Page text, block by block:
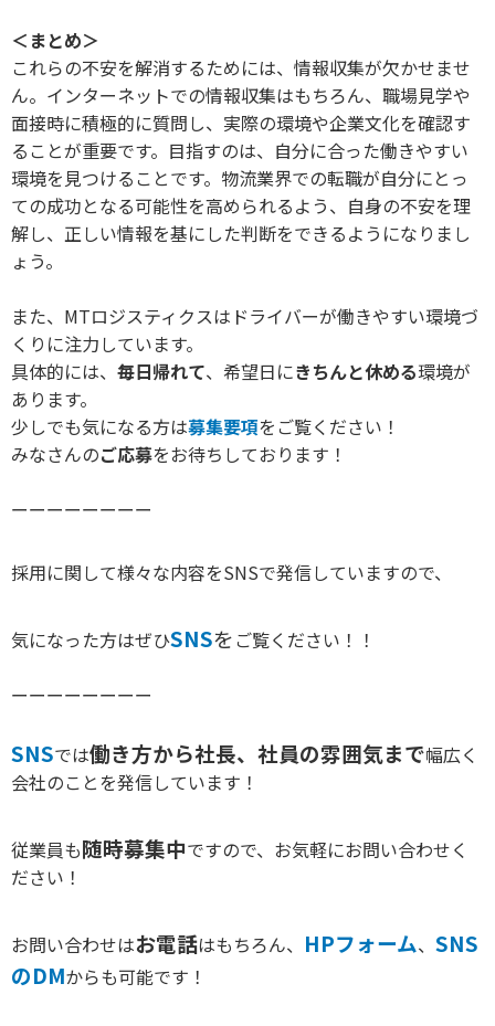
＜まとめ＞
これらの不安を解消するためには、情報収集が欠かせませ
ん。インターネットでの情報収集はもちろん、職場見学や
面接時に積極的に質問し、実際の環境や企業文化を確認す
ることが重要です。目指すのは、自分に合った働きやすい
環境を見つけることです。物流業界での転職が自分にとっ
ての成功となる可能性を高められるよう、自身の不安を理
解し、正しい情報を基にした判断をできるようになりまし
ょう。
また、MTロジスティクスはドライバーが働きやすい環境づ
くりに注力しています。
具体的には、 毎日帰れて、希望日にきちんと休める環境が
あります。
少しでも気になる方は募集要項をご覧ください！
みなさんのご応募をお待ちしております！
ーーーーーーーー
採用に関して様々な内容をSNSで発信していますので、
気になった方はぜひSNSを ご覧ください！！
ーーーーーーーー
SNSでは働き方から社長、社員の雰囲気まで幅広く
会社のことを発信しています！
従業員も随時募集中ですので、お気軽にお問い合わせく
ださい！
お問い合わせはお電話はもちろん、 HPフォーム、 SNS
のDMからも可能です！